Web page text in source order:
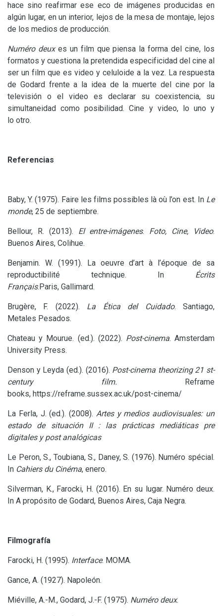
hace sino reafirmar ese eco de imágenes producidas en
algún lugar, en un interior, lejos de la mesa de montaje, lejos
de los medios de producción.
Numéro deuxes un film que piensa la forma del cine, los
formatos y cuestiona la pretendida especificidad del cine al
ser un film que es video y celuloide a la vez. La respuesta
de Godard frente a la idea de la muerte del cine por la
televisión o el video es declarar su coexistencia, su
simultaneidad como posibilidad. Cine y video, lo uno y
lo otro.
Referencias
Baby, Y. (1975). Faire les films possibles là où l’on est. In Le
monde, 25 de septiembre.
Bellour, R. (2013). El entre-imágenes. Foto, Cine, Video.
Buenos Aires, Colihue.
Benjamin. W. (1991). La oeuvre d’art à l’époque de sa
reproductibilité technique. In Écrits
Français.Paris, Gallimard.
Brugère, F. (2022). La Ética del Cuidado. Santiago,
Metales Pesados.
Chateau y Mourue. (ed.). (2022). Post-cinema. Amsterdam
University Press.
Denson y Leyda (ed.). (2016). Post-cinema theorizing 21 st-
century film. Reframe
books, https://reframe.sussex.ac.uk/post-cinema/
La Ferla, J. (ed.). (2008). Artes y medios audiovisuales: un
estado de situación II: las prácticas mediáticas pre
digitales y post analógicas
Le Peron, S., Toubiana, S., Daney, S. (1976). Numéro spécial.
In Cahiers du Cinéma, enero.
Silverman, K., Farocki, H. (2016). En su lugar. Numéro deux.
In A propósito de Godard, Buenos Aires, Caja Negra.
Filmografía
Farocki, H. (1995). Interface. MOMA.
Gance, A. (1927). Napoleón.
Miéville, A.-M., Godard, J.-F. (1975). Numéro deux.